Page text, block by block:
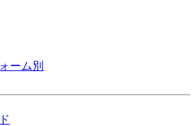
ーム別